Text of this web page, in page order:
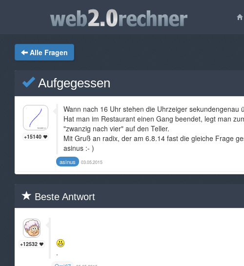
Alle Fragen
Aufgegessen
+15140
Wann nach 16 Uhr stehen die Uhrzeiger sekundengenau
Hat man im Restaurant einen Gang beendet, legt man
"zwanzig nach vier" auf den Teller.
Mit Gruß an radix, der am 6.8.14 fast die gleiche Frage
asinus :- )
asinus 03.05.2015
Beste Antwort
+12532
.